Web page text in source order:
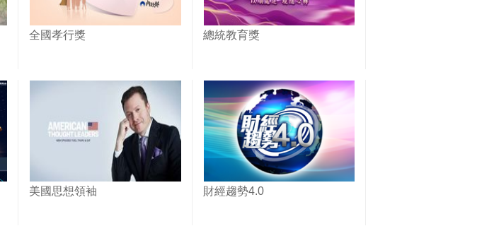
全國孝行獎 總統教育獎
美國思想領袖 財經趨勢4.0